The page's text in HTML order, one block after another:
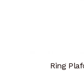
Ring